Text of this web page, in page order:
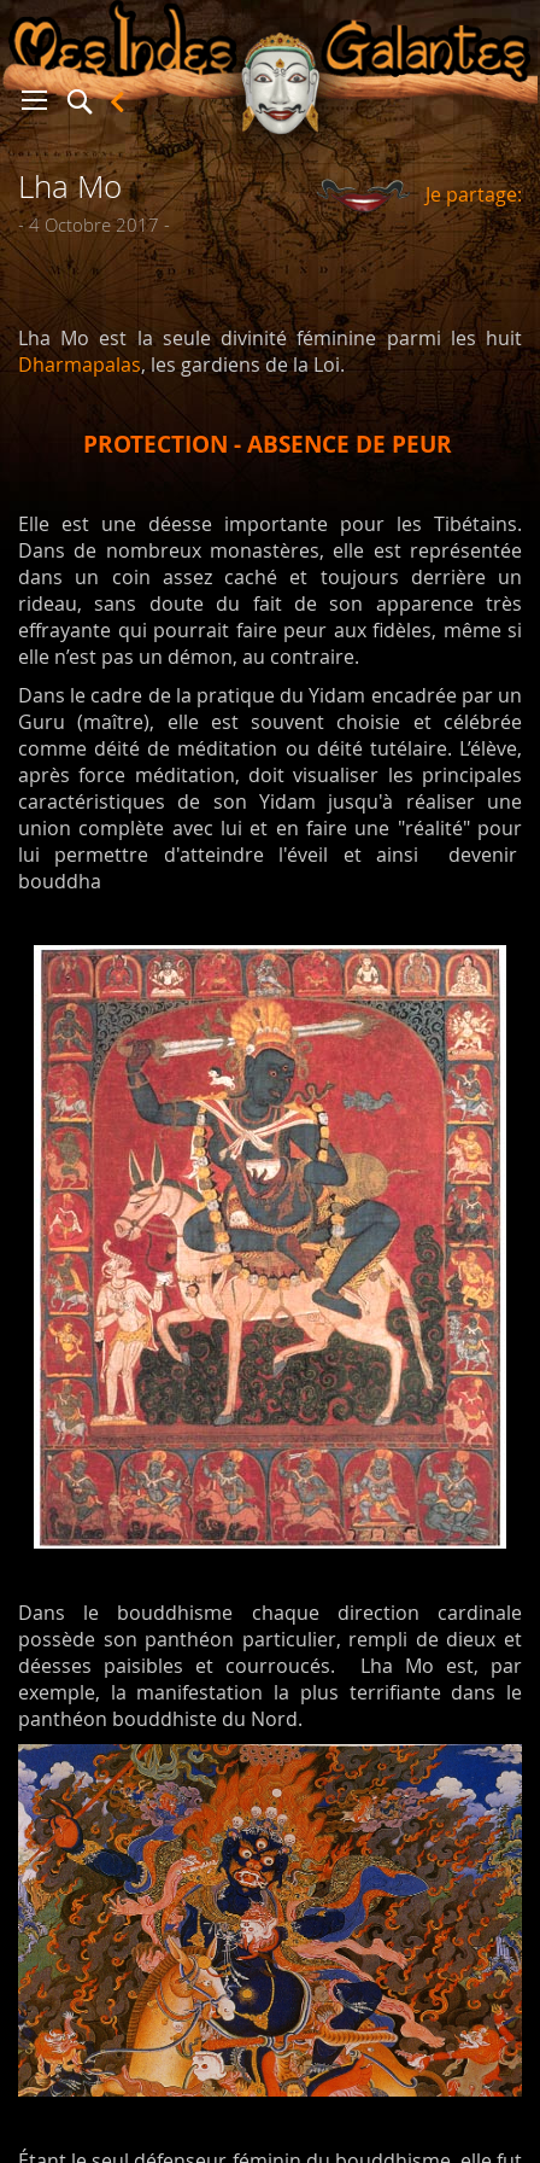
Lha Mo
- 4 Octobre 2017 -
Je partage:
Lha Mo est la seule divinité féminine parmi les huit
Dharmapalas, les gardiens de la Loi.
PROTECTION - ABSENCE DE PEUR
Elle est une déesse importante pour les Tibétains.
Dans de nombreux monastères, elle est représentée
dans un coin assez caché et toujours derrière un
rideau, sans doute du fait de son apparence très
effrayante qui pourrait faire peur aux fidèles, même si
elle n’est pas un démon, au contraire.
Dans le cadre de la pratique du Yidam encadrée par un
Guru (maître), elle est souvent choisie et célébrée
comme déité de méditation ou déité tutélaire. L’élève,
après force méditation, doit visualiser les principales
caractéristiques de son Yidam jusqu'à réaliser une
union complète avec lui et en faire une "réalité" pour
lui permettre d'atteindre l'éveil et ainsi devenir
bouddha
Dans le bouddhisme chaque direction cardinale
possède son panthéon particulier, rempli de dieux et
déesses paisibles et courroucés. Lha Mo est, par
exemple, la manifestation la plus terrifiante dans le
panthéon bouddhiste du Nord.